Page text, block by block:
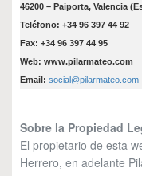
46200 – Paiporta, Valencia
Teléfono: +34 96 397 44 92
Fax: +34 96 397 44 95
Web: www.pilarmateo.com
Email: social@pilarmateo.com
Sobre la Propiedad
El propietario de esta
Herrero, en adelante